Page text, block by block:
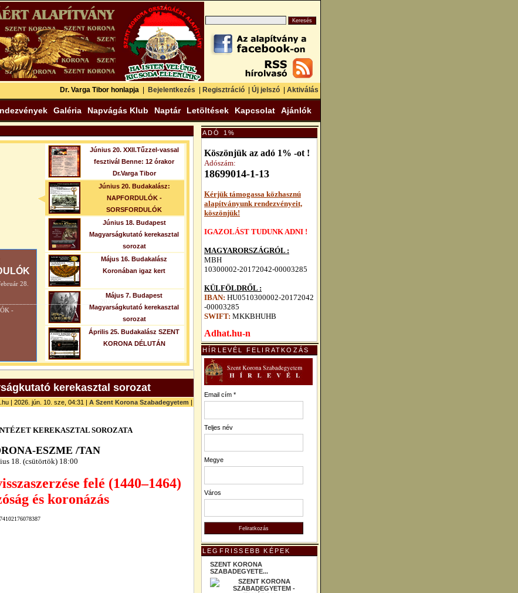
Dr. Varga Tibor honlapja Bejelentkezés Regisztráció Új jelszó Aktiválás
Galéria Napvágás Klub Naptár Letöltések Kapcsolat Ajánlók
Június 20. XXII.Tűzzel-vassal
fesztivál Benne: 12 órakor
Dr.Varga Tibor
Június 20. Budakalász:
NAPFORDULÓK -
SORSFORDULÓK
Június 18. Budapest
Magyarságkutató kerekasztal
sorozat
Május 16. Budakalász
Koronában igaz kert
Május 7. Budapest
Magyarságkutató kerekasztal
sorozat
Április 25. Budakalász SZENT
KORONA DÉLUTÁN
28.
-
kerekasztal sorozat
| 2026. jún. 10. sze, 04:31 | A Szent Korona Szabadegyetem |
KEREKASZTAL SOROZATA
ESZME /TAN
18. (csütörtök) 18:00
felé (1440–1464)
és koronázás
ADÓ 1%
Köszönjük az adó 1% -ot !
Adószám:
18699014-1-13
Kérjük támogassa közhasznú
alapítványunkrendezvényeit,
köszönjük!
IGAZOLÁST TUDUNK ADNI !
MAGYARORSZÁGRÓL :
MBH
10300002-20172042-00003285
KÜLFÖLDRŐL :
IBAN: HU0510300002-20172042
-00003285
SWIFT: MKKBHUHB
Adhat.hu-n
HÍRLEVÉL FELIRATKOZÁS
Email cím *
Teljes név
Megye
Város
LEGFRISSEBB KÉPEK
SZENT KORONA
SZABADEGYETE...